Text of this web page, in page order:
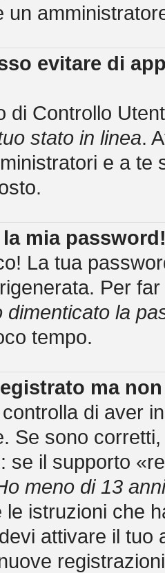
un
evitare di
di Controllo
stato in linea.
e a te
mia
La tua
Per
dimenticato la
tempo.
ma
di aver
Se sono
se il supporto
meno di 13
le istruzioni che
attivare il tuo